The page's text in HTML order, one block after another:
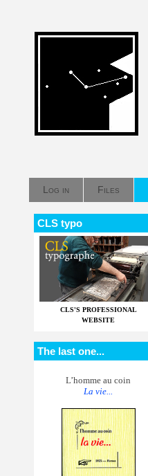
Log in Files
CLS typo
CLS'S PROFESSIONAL
WEBSITE
The last one...
L’homme au coin
La vie...